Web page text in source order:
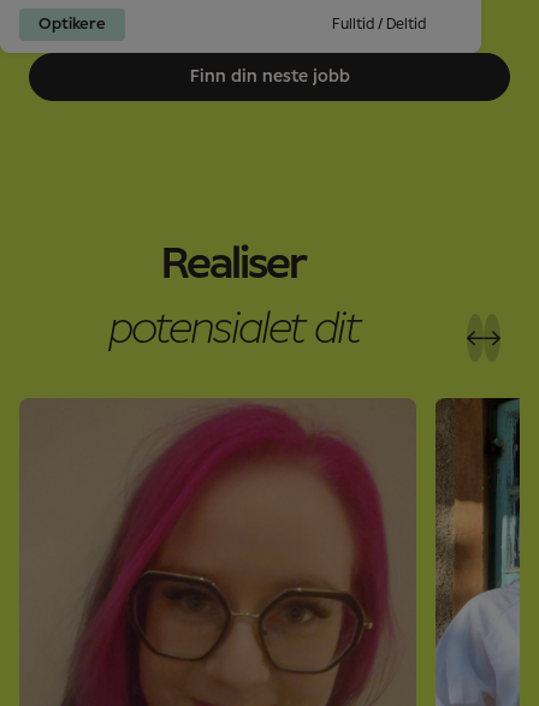
Fulltid / Deltid
Optikere
Finn din neste jobb
Realiser
potensialet dit